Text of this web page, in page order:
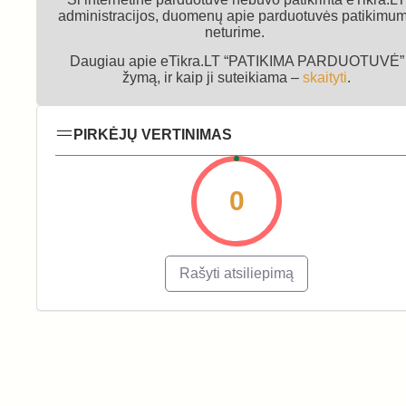
administracijos, duomenų apie parduotuvės
neturime.
Daugiau apie eTikra.LT “PATIKIMA PARDUOTUVĖ”
žymą, ir kaip ji suteikiama – skaityti.
PIRKĖJŲ VERTINIMAS
0
Rašyti atsiliepimą